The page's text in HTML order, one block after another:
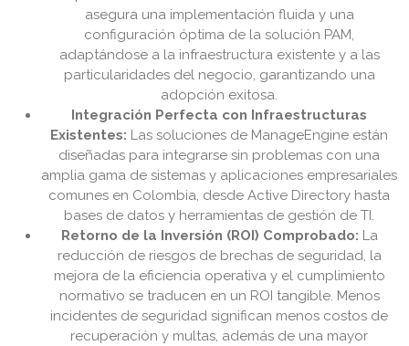
asegura una implementación fluida y una
configuración óptima de la solución PAM,
adaptándose a la infraestructura existente y a las
particularidades del negocio, garantizando una
adopción exitosa.
Integración Perfecta con Infraestructuras
Existentes: Las soluciones de ManageEngine están
diseñadas para integrarse sin problemas con una
amplia gama de sistemas y aplicaciones empresariales
comunes en Colombia, desde Active Directory hasta
bases de datos y herramientas de gestión de TI.
Retorno de la Inversión (ROI) Comprobado: La
reducción de riesgos de brechas de seguridad, la
mejora de la eficiencia operativa y el cumplimiento
normativo se traducen en un ROI tangible. Menos
incidentes de seguridad significan menos costos de
recuperación y multas, además de una mayor